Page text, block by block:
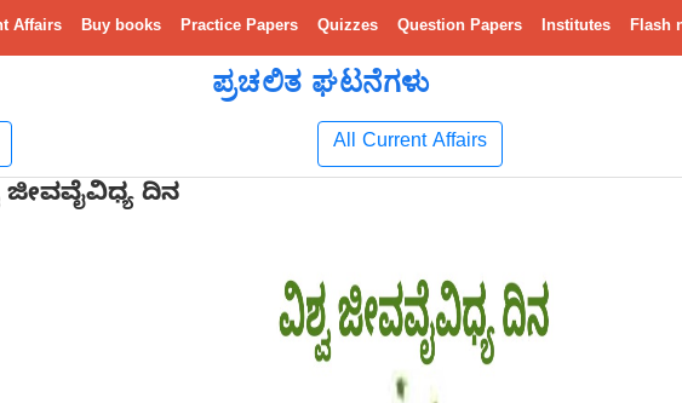
Affairs Buy books Practice Papers Quizzes Question Papers Institutes Flash
ಪ್ರಚಲಿತ ಘಟನೆಗಳು
All Current Affairs
ಜೀವವೈವಿಧ್ಯ ದಿನ